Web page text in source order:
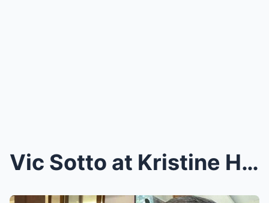
Vic Sotto at Kristine Hermosa, Hindi Makapaniwala ...